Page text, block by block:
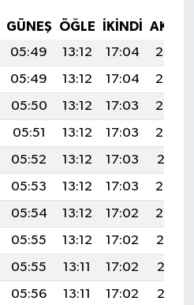
GÜNEŞ ÖĞLE İKINDI
05:49 13:12 17:04
20:25
05:49 13:12 17:04
20:24
05:50 13:12 17:03
20:23
05:51 13:12 17:03
20:22
05:52 13:12 17:03
20:21
05:53 13:12 17:03
20:20
05:54 13:12 17:02
20:20
05:55 13:12 17:02
20:19
05:55 13:11 17:02
20:18
05:56 13:11 17:02
20:17